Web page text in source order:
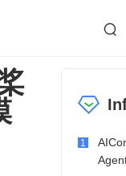

作
微服务架
1